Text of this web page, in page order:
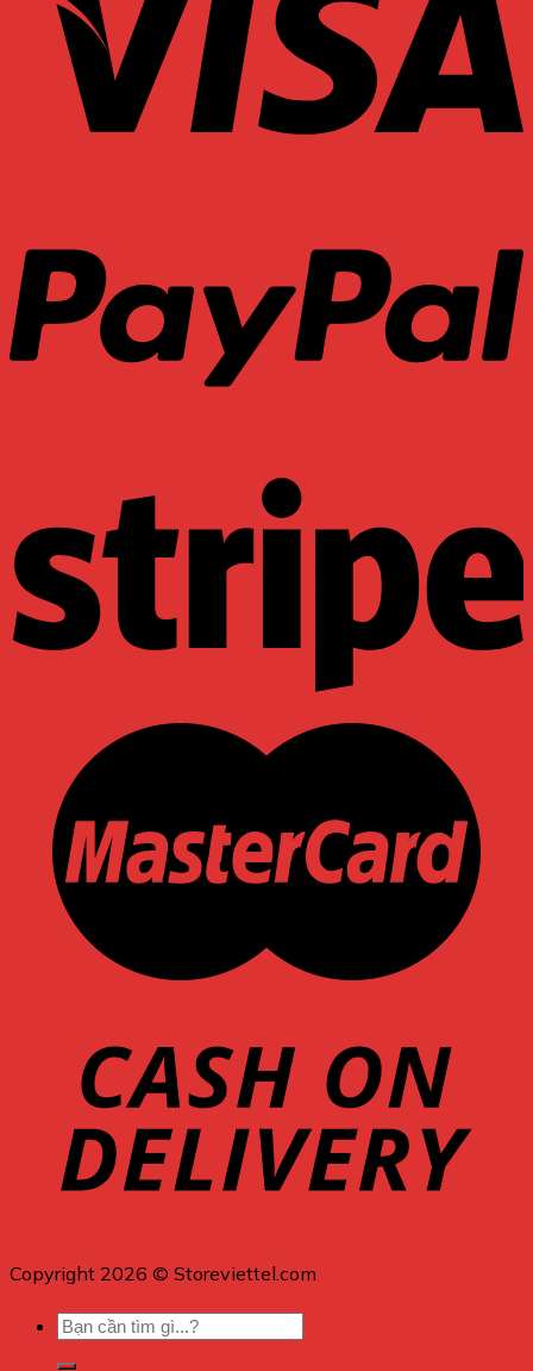
Copyright 2026 © Storeviettel.com
Tìm
kiếm: